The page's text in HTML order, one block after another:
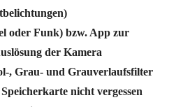
oder Funk) bzw. App zur
der Kamera
, Grau- und Grauverlaufsfilter
nicht vergessen